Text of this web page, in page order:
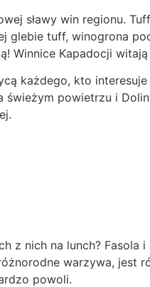
sławy win regionu.
glebie tuff, winogrona
Winnice Kapadocji
każdego, kto
powietrzu i
nich na lunch? Fasola
warzywa, jest
powoli.